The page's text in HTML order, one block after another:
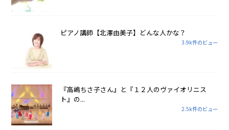
ピアノ講師【北澤由美子】どんな人かな？
3.9k件のビュー
『高嶋ちさ子さん』と『１２人のヴァイオリニス
ト』の...
2.5k件のビュー